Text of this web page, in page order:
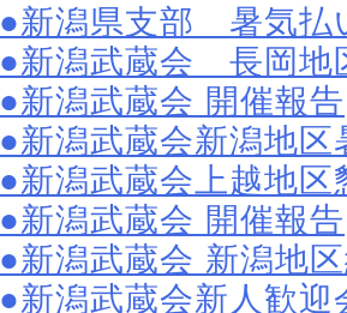
●新潟県支部 暑気
●新潟武蔵会 長岡地
●新潟武蔵会 開催報告
●新潟武蔵会新潟地
●新潟武蔵会上越地
●新潟武蔵会 開催報告
●新潟武蔵会 新潟地
●新潟武蔵会新人歓迎